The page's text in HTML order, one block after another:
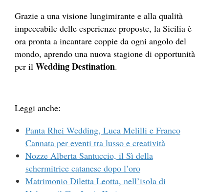
Grazie a una visione lungimirante e alla qualità
impeccabile delle esperienze proposte, la Sicilia è
ora pronta a incantare coppie da ogni angolo del
mondo, aprendo una nuova stagione di opportunità
per il Wedding Destination.
Leggi anche:
Panta Rhei Wedding, Luca Melilli e Franco
Cannata per eventi tra lusso e creatività
Nozze Alberta Santuccio, il Sì della
schermitrice catanese dopo l’oro
Matrimonio Diletta Leotta, nell’isola di